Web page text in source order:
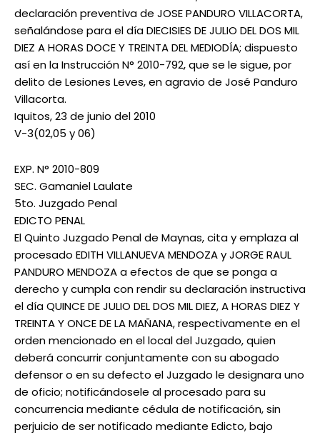
declaración preventiva de JOSE PANDURO VILLACORTA,
señalándose para el día DIECISIES DE JULIO DEL DOS MIL
DIEZ A HORAS DOCE Y TREINTA DEL MEDIODÍA; dispuesto
así en la Instrucción N° 2010-792, que se le sigue, por
delito de Lesiones Leves, en agravio de José Panduro
Villacorta.
Iquitos, 23 de junio del 2010
V-3(02,05 y 06)
EXP. N° 2010-809
SEC. Gamaniel Laulate
5to. Juzgado Penal
EDICTO PENAL
El Quinto Juzgado Penal de Maynas, cita y emplaza al
procesado EDITH VILLANUEVA MENDOZA y JORGE RAUL
PANDURO MENDOZA a efectos de que se ponga a
derecho y cumpla con rendir su declaración instructiva
el día QUINCE DE JULIO DEL DOS MIL DIEZ, A HORAS DIEZ Y
TREINTA Y ONCE DE LA MAÑANA, respectivamente en el
orden mencionado en el local del Juzgado, quien
deberá concurrir conjuntamente con su abogado
defensor o en su defecto el Juzgado le designara uno
de oficio; notificándosele al procesado para su
concurrencia mediante cédula de notificación, sin
perjuicio de ser notificado mediante Edicto, bajo